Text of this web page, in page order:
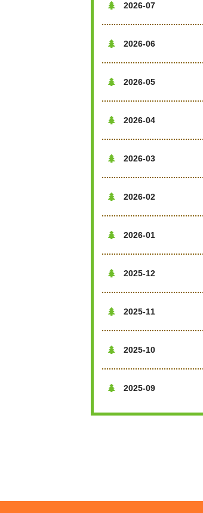
 2026-07
 2026-06
 2026-05
 2026-04
 2026-03
 2026-02
 2026-01
 2025-12
 2025-11
 2025-10
 2025-09